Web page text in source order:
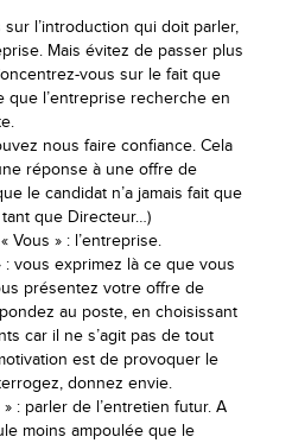
l’introduction qui doit parler,
Mais évitez de passer plus
vous sur le fait que
que l’entreprise recherche en
nous faire confiance. Cela
réponse à une offre de
le candidat n’a jamais fait que
que Directeur…)
Vous » : l’entreprise.
: vous exprimez là ce que vous
présentez votre offre de
au poste, en choisissant
car il ne s’agit pas de tout
est de provoquer le
donnez envie.
: parler de l’entretien futur. A
moins ampoulée que le